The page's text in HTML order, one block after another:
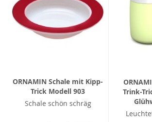
ORNAMIN Schale mit Kipp-
Trick Modell 903
Schale schön schräg
Trink-